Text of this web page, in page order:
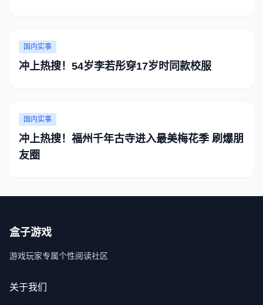
国内实事
冲上热搜！54岁李若彤穿17岁时同款校服
国内实事
冲上热搜！福州千年古寺进入最美梅花季 刷爆朋
友圈
盒子游戏
游戏玩家专属个性阅读社区
关于我们